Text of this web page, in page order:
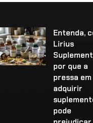
Entenda,
Lirius
por que a
pressa em
adquirir
pode